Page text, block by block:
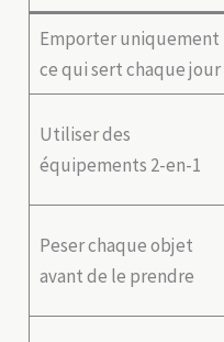
Emporter uniquement
ce qui sert chaque jour
Utiliser des
équipements 2-en-1
Peser chaque objet
avant de le prendre